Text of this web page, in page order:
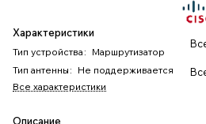
Характеристики
Тип устройства : Маршрутизатор
Тип антенны : Не поддерживается
Все характеристики
Описание